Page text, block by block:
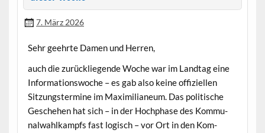
7. März 2026
Sehr geehrte Damen und Herren,
auch die zurück­liegende Woche war im Land­tag eine
Infor­ma­tionswoche – es gab also keine offiziellen
Sitzung­ster­mine im Max­i­m­il­ia­neum. Das poli­tis­che
Geschehen hat sich – in der Hoch­phase des Kom­mu­
nal­wahlkampfs fast logisch – vor Ort in den Kom­